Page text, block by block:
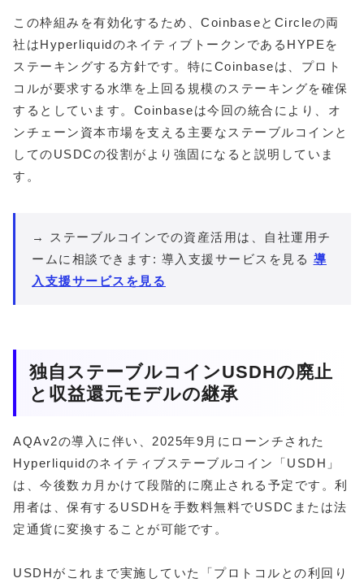
この枠組みを有効化するため、CoinbaseとCircleの両
社はHyperliquidのネイティブトークンであるHYPEを
ステーキングする方針です。特にCoinbaseは、プロト
コルが要求する水準を上回る規模のステーキングを確保
するとしています。Coinbaseは今回の統合により、オ
ンチェーン資本市場を支える主要なステーブルコインと
してのUSDCの役割がより強固になると説明していま
す。
→ ステーブルコインでの資産活用は、自社運用チ
ームに相談できます: 導入支援サービスを見る 導
入支援サービスを見る
独自ステーブルコインUSDHの廃止
と収益還元モデルの継承
AQAv2の導入に伴い、2025年9月にローンチされた
Hyperliquidのネイティブステーブルコイン「USDH」
は、今後数カ月かけて段階的に廃止される予定です。利
用者は、保有するUSDHを手数料無料でUSDCまたは法
定通貨に変換することが可能です。
USDHがこれまで実施していた「プロトコルとの利回り